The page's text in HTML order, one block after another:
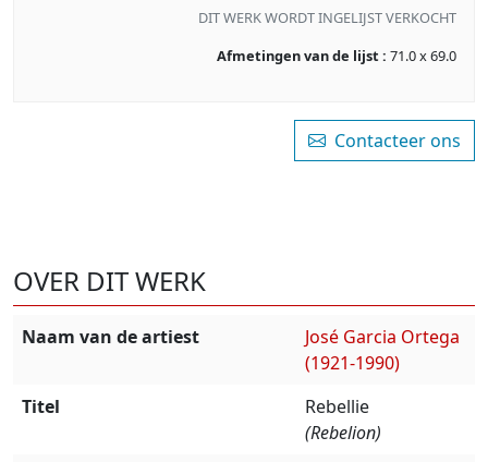
DIT WERK WORDT INGELIJST VERKOCHT
Afmetingen van de lijst : 71.0 x 69.0
Contacteer ons
OVER DIT WERK
Naam van de artiest
José Garcia Ortega
(1921-1990)
Titel
Rebellie
(Rebelion)